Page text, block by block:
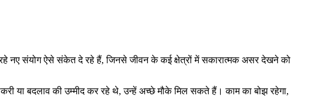
नए संयोग ऐसे संकेत दे रहे हैं, जिनसे जीवन के कई क्षेत्रों में सकारात्मक असर देखने को
या बदलाव की उम्मीद कर रहे थे, उन्हें अच्छे मौके मिल सकते हैं। काम का बोझ रहेगा,